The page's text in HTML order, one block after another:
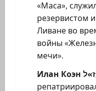
«Маса»,
резервистом
Ливане во
войны
мечи».
Илан Коэн ז»ל